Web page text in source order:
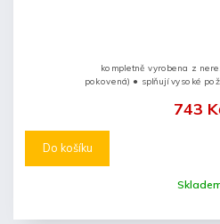
743
Do košíku
kompletně vyrobena z
pokovená) ● splňují vysoké
2 klíčky ● zdravotně